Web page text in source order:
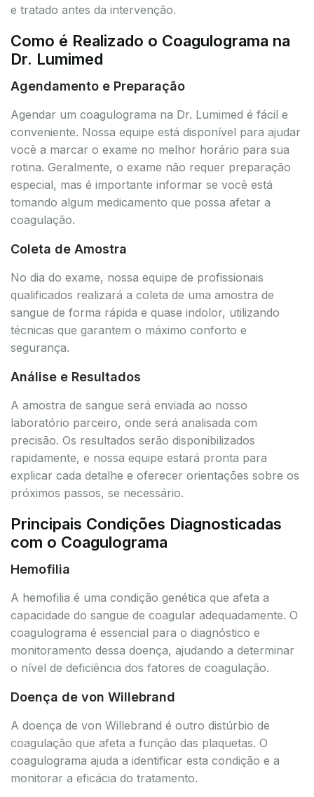
e tratado antes da intervenção.
Como é Realizado o Coagulograma na
Dr. Lumimed
Agendamento e Preparação
Agendar um coagulograma na Dr. Lumimed é fácil e
conveniente. Nossa equipe está disponível para ajudar
você a marcar o exame no melhor horário para sua
rotina. Geralmente, o exame não requer preparação
especial, mas é importante informar se você está
tomando algum medicamento que possa afetar a
coagulação.
Coleta de Amostra
No dia do exame, nossa equipe de profissionais
qualificados realizará a coleta de uma amostra de
sangue de forma rápida e quase indolor, utilizando
técnicas que garantem o máximo conforto e
segurança.
Análise e Resultados
A amostra de sangue será enviada ao nosso
laboratório parceiro, onde será analisada com
precisão. Os resultados serão disponibilizados
rapidamente, e nossa equipe estará pronta para
explicar cada detalhe e oferecer orientações sobre os
próximos passos, se necessário.
Principais Condições Diagnosticadas
com o Coagulograma
Hemofilia
A hemofilia é uma condição genética que afeta a
capacidade do sangue de coagular adequadamente. O
coagulograma é essencial para o diagnóstico e
monitoramento dessa doença, ajudando a determinar
o nível de deficiência dos fatores de coagulação.
Doença de von Willebrand
A doença de von Willebrand é outro distúrbio de
coagulação que afeta a função das plaquetas. O
coagulograma ajuda a identificar esta condição e a
monitorar a eficácia do tratamento.